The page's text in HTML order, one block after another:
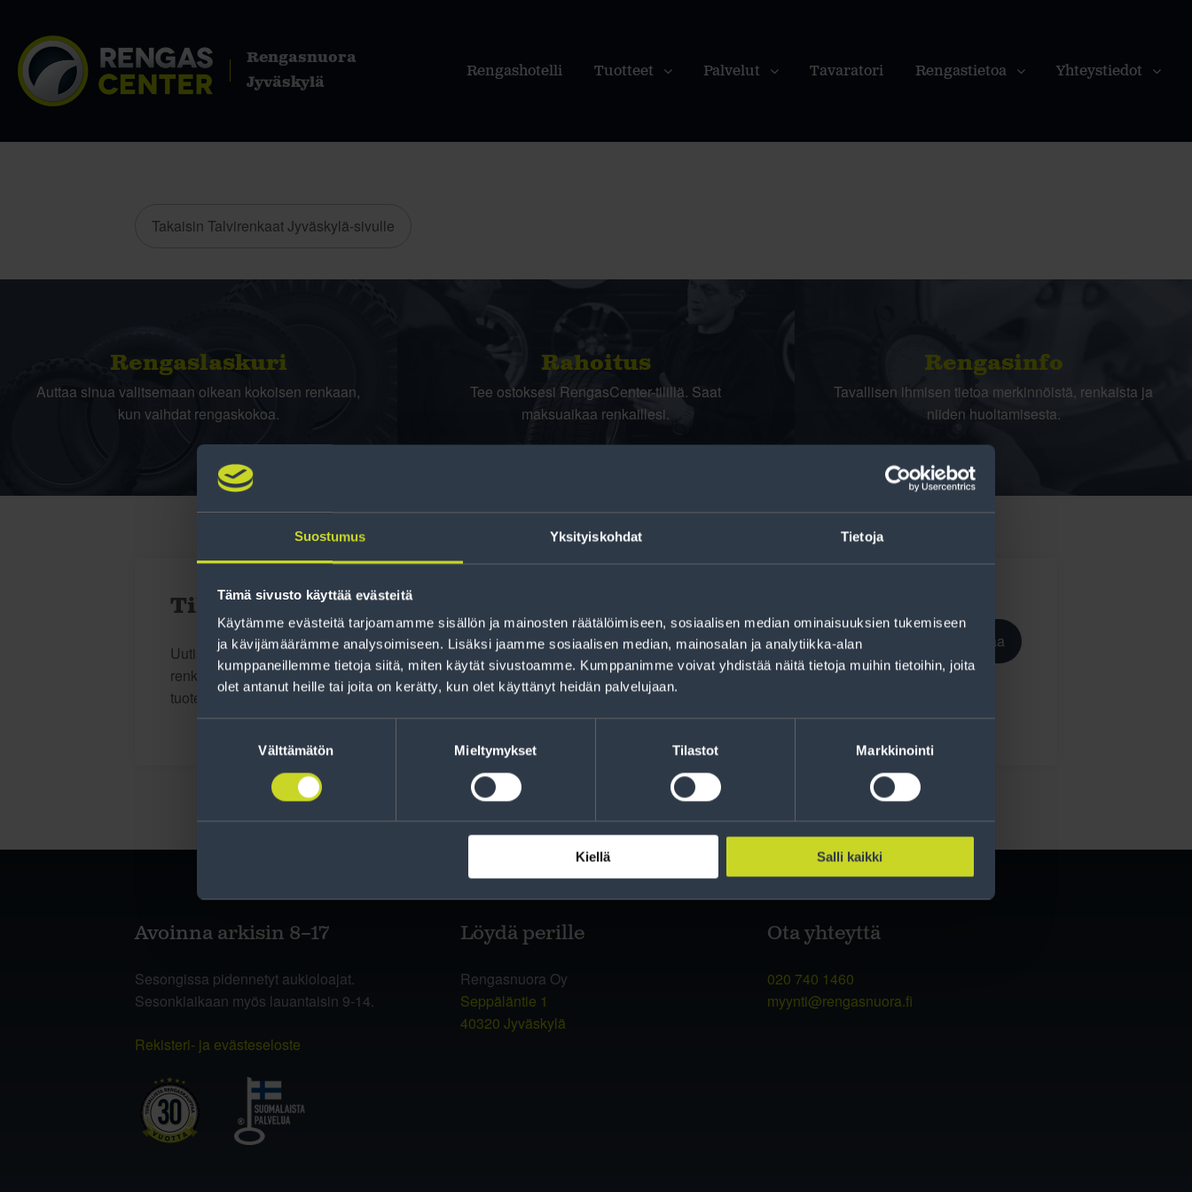
Suostumus Yksityiskohdat Tietoja
Tämä sivusto käyttää evästeitä
Käytämme evästeitä tarjoamamme sisällön ja mainosten räätälöimiseen, sosiaalisen median ominaisuuksien tukemiseen
ja kävijämäärämme analysoimiseen. Lisäksi jaamme sosiaalisen median, mainosalan ja analytiikka-alan
kumppaneillemme tietoja siitä, miten käytät sivustoamme. Kumppanimme voivat yhdistää näitä tietoja muihin tietoihin, joita
olet antanut heille tai joita on kerätty, kun olet käyttänyt heidän palvelujaan.
Välttämätön Mieltymykset Tilastot Markkinointi
Kiellä Salli kaikki
Rengasnuora
Jyväskylä
Rengashotelli Tuotteet Palvelut Tavaratori Rengastietoa Yhteystiedot
Takaisin Talvirenkaat Jyväskylä-sivulle
Rengas­laskuri
Auttaa sinua valitsemaan oikean kokoisen renkaan,
kun vaihdat rengaskokoa.
Rahoitus
Tee ostoksesi RengasCenter-tilillä. Saat
maksuaikaa renkaillesi.
Rengasinfo
Tavallisen ihmisen tietoa merkinnöistä, renkaista ja
niiden huoltamisesta.
Tilaa uutiskirje
Uutiskirjeessä saat autonomistajan ajankohtaista tietoa
renkaisiin liittyen, kausimuistutukset sekä parhaat
tuotetarjouksemme.
Tilaa
Avoinna arkisin 8–17
Sesongissa pidennetyt aukioloajat.
Sesonkiaikaan myös lauantaisin 9-14.
Rekisteri- ja evästeseloste
Löydä perille
Rengasnuora Oy
Seppäläntie 1
40320 Jyväskylä
Ota yhteyttä
020 740 1460
myynti@rengasnuora.fi